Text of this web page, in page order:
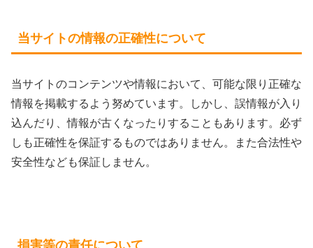
当サイトの情報の正確性について
当サイトのコンテンツや情報において、可能な限り正確な
情報を掲載するよう努めています。しかし、誤情報が入り
込んだり、情報が古くなったりすることもあります。必ず
しも正確性を保証するものではありません。また合法性や
安全性なども保証しません。